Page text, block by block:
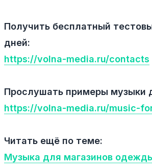
Получить бесплатный
дней:
https://volna-media.ru/contacts
Прослушать примеры музыки
https://volna-media.ru/music-
Читать ещё по теме:
Музыка для магазинов